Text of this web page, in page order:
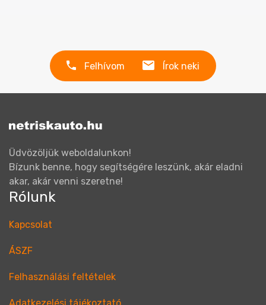
Felhívom Írok neki
Üdvözöljük weboldalunkon!
Bízunk benne, hogy segítségére leszünk, akár eladni
akar, akár venni szeretne!
Rólunk
Kapcsolat
ÁSZF
Felhasználási feltételek
Adatkezelési tájékoztató